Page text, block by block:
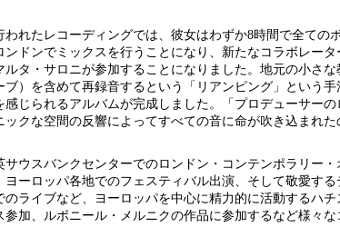
れたレコーディングでは、彼女はわずか8時間で全ての
ンドンでミックスを行うことになり、新たなコラボレー
ルタ・サロニが参加することになりました。地元の小さ
）を含めて再録音するという「リアンピング」という
感じられるアルバムが完成しました。「プロデューサー
クな空間の反響によってすべての音に命が吹き込まれ
ウスバンクセンターでのロンドン・コンテンポラリー
ヨーロッパ各地でのフェスティバル出演、そして敬愛す
ライブなど、ヨーロッパを中心に精力的に活動するハ
加、ルボニール・メルニクの作品に参加するなど様々な